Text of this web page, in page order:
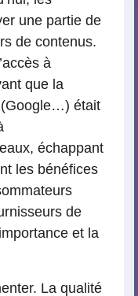
une partie de
de contenus.
à
que la
(Google…) était
échappant
les bénéfices
de
et la
La qualité